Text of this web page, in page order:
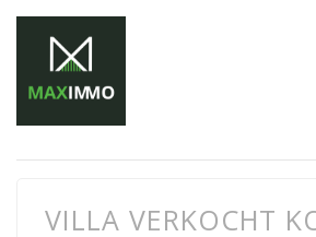
VILLA VERKOCHT